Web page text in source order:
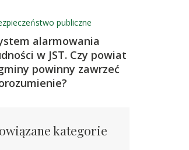
publiczne
alarmowania
w JST. Czy powiat
powinny zawrzeć
kategorie